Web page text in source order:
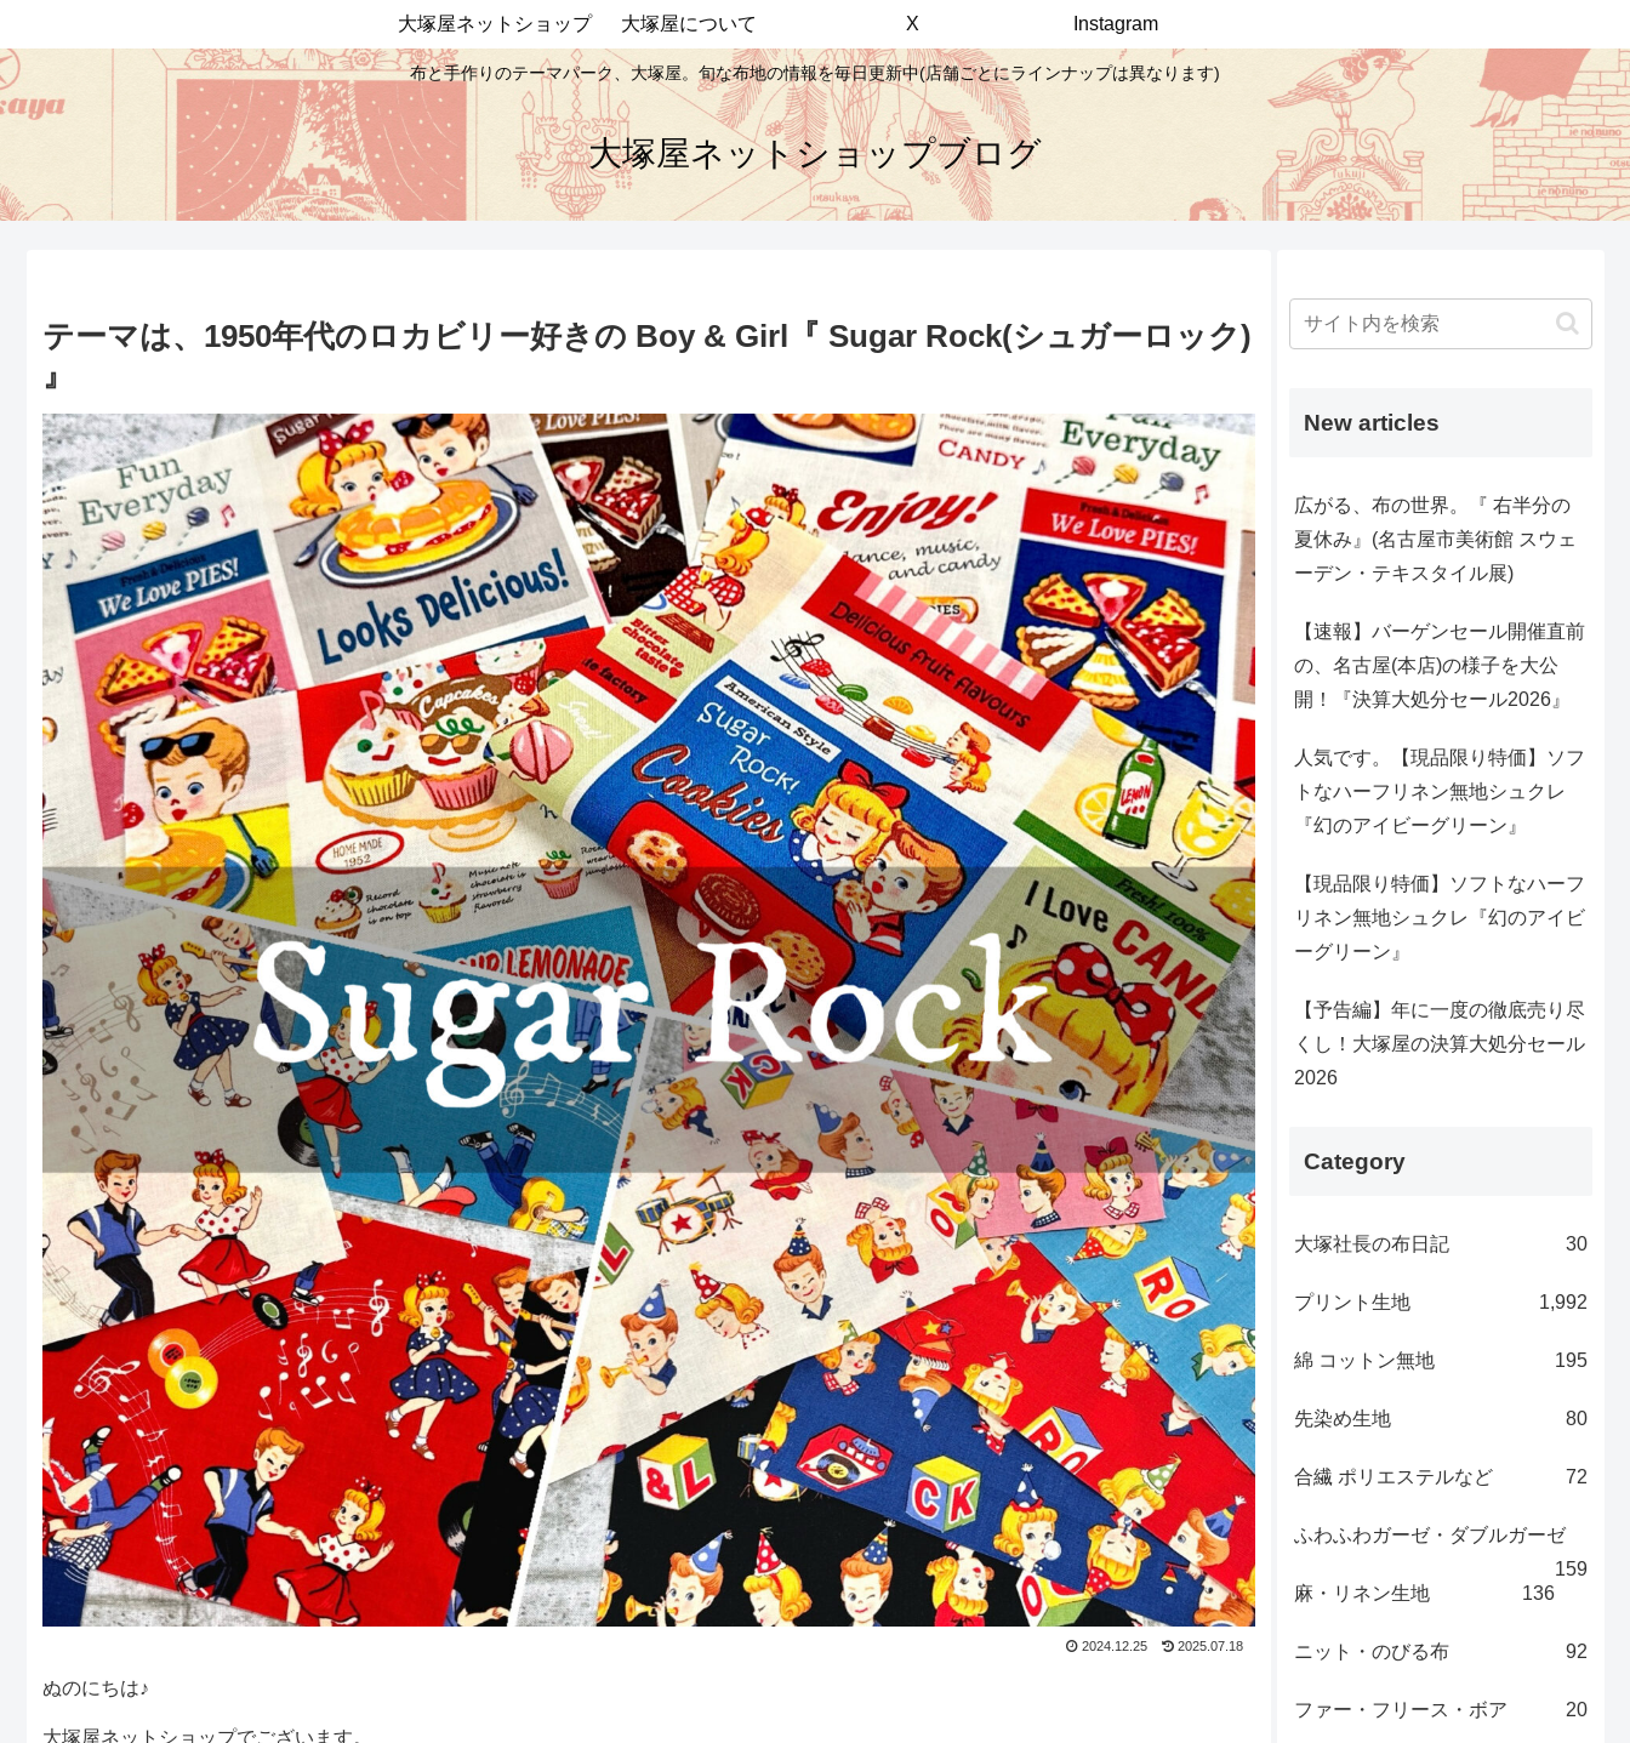
布と手作りのテーマパーク、大塚屋。旬な布地の情報を毎日更新中(店舗ごとにラインナップは異なります)
大塚屋ネットショップブログ
大塚屋ネットショップ 大塚屋について X Instagram
テーマは、1950年代のロカビリー好きの Boy & Girl『 Sugar Rock(シュガーロック)
』
2024.12.25 2025.07.18
ぬのにちは♪
大塚屋ネットショップでございます。
New articles
広がる、布の世界。『 右半分の
夏休み』(名古屋市美術館 スウェ
ーデン・テキスタイル展)
【速報】バーゲンセール開催直前
の、名古屋(本店)の様子を大公
開！『決算大処分セール2026』
人気です。【現品限り特価】ソフ
トなハーフリネン無地シュクレ
『幻のアイビーグリーン』
【現品限り特価】ソフトなハーフ
リネン無地シュクレ『幻のアイビ
ーグリーン』
【予告編】年に一度の徹底売り尽
くし！大塚屋の決算大処分セール
2026
Category
大塚社長の布日記 30
プリント生地 1,992
綿 コットン無地 195
先染め生地 80
合繊 ポリエステルなど 72
ふわふわガーゼ・ダブルガーゼ
159
麻・リネン生地
136
ニット・のびる布 92
ファー・フリース・ボア 20